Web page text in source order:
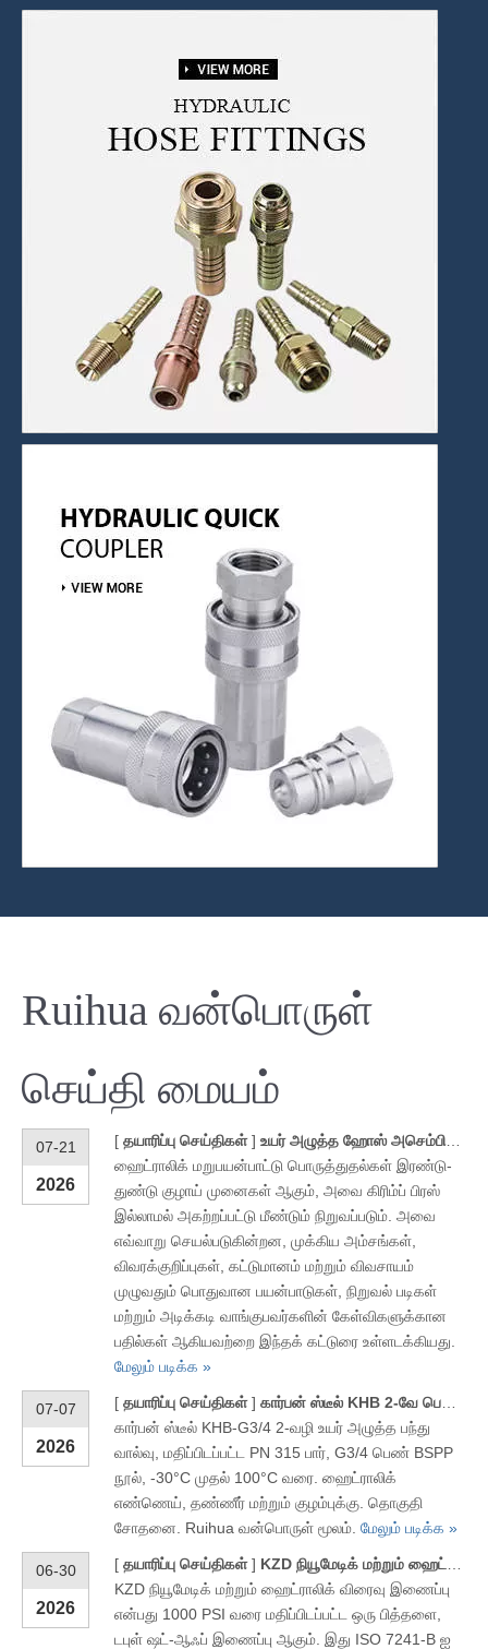
Ruihua வன்பொருள்
செய்தி மையம்
07-21
2026
[ தயாரிப்பு செய்திகள்] உயர் அழுத்த ஹோஸ் அசெம்பிளிகளுக்கான ஹைட்ராலிக் மறுபயன்பாட்டு பொருத்துதல்கள்
ஹைட்ராலிக் மறுபயன்பாட்டு பொருத்துதல்கள் இரண்டு-
துண்டு குழாய் முனைகள் ஆகும், அவை கிரிம்ப் பிரஸ்
இல்லாமல் அகற்றப்பட்டு மீண்டும் நிறுவப்படும். அவை
எவ்வாறு செயல்படுகின்றன, முக்கிய அம்சங்கள்,
விவரக்குறிப்புகள், கட்டுமானம் மற்றும் விவசாயம்
முழுவதும் பொதுவான பயன்பாடுகள், நிறுவல் படிகள்
மற்றும் அடிக்கடி வாங்குபவர்களின் கேள்விகளுக்கான
பதில்கள் ஆகியவற்றை இந்தக் கட்டுரை உள்ளடக்கியது.
மேலும் படிக்க »
07-07
2026
[ தயாரிப்பு செய்திகள்] கார்பன் ஸ்டீல் KHB 2-வே பெண் நூல் உயர் அழுத்த பந்து வால்வு – KHB-G3/4
கார்பன் ஸ்டீல் KHB-G3/4 2-வழி உயர் அழுத்த பந்து
வால்வு, மதிப்பிடப்பட்ட PN 315 பார், G3/4 பெண் BSPP
நூல், -30°C முதல் 100°C வரை. ஹைட்ராலிக்
எண்ணெய், தண்ணீர் மற்றும் குழம்புக்கு. தொகுதி
சோதனை. Ruihua வன்பொருள் மூலம். மேலும் படிக்க »
06-30
2026
[ தயாரிப்பு செய்திகள்] KZD நியூமேடிக் மற்றும் ஹைட்ராலிக் விரைவு இணைப்பு
KZD நியூமேடிக் மற்றும் ஹைட்ராலிக் விரைவு இணைப்பு
என்பது 1000 PSI வரை மதிப்பிடப்பட்ட ஒரு பித்தளை,
டபுள் ஷட்-ஆஃப் இணைப்பு ஆகும். இது ISO 7241-B ஐ